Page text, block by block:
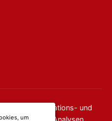
zu Informations- und
dargestellten Analysen,
um